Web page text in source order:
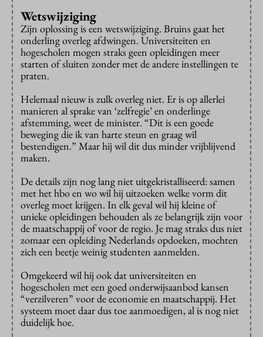
Wetswijziging
Zijn oplossing is een wetswijziging. Bruins gaat het
onderling overleg afdwingen. Universiteiten en
hogescholen mogen straks geen opleidingen meer
starten of sluiten zonder met de andere instellingen te
praten.
Helemaal nieuw is zulk overleg niet. Er is op allerlei
manieren al sprake van ‘zelfregie’ en onderlinge
afstemming, weet de minister. “Dit is een goede
beweging die ik van harte steun en graag wil
bestendigen.” Maar hij wil dit dus minder vrijblijvend
maken.
De details zijn nog lang niet uitgekristalliseerd: samen
met het hbo en wo wil hij uitzoeken welke vorm dit
overleg moet krijgen. In elk geval wil hij kleine of
unieke opleidingen behouden als ze belangrijk zijn voor
de maatschappij of voor de regio. Je mag straks dus niet
zomaar een opleiding Nederlands opdoeken, mochten
zich een beetje weinig studenten aanmelden.
Omgekeerd wil hij ook dat universiteiten en
hogescholen met een goed onderwijsaanbod kansen
“verzilveren” voor de economie en maatschappij. Het
systeem moet daar dus toe aanmoedigen, al is nog niet
duidelijk hoe.